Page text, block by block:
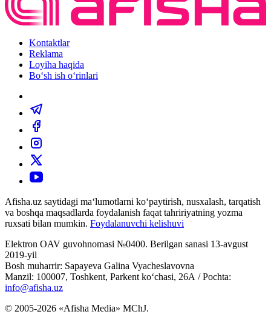
Kontaktlar
Reklama
Loyiha haqida
Bo‘sh ish o‘rinlari
Afisha.uz saytidagi ma‘lumotlarni ko‘paytirish, nusxalash, tarqatish
va boshqa maqsadlarda foydalanish faqat tahririyatning yozma
ruxsati bilan mumkin. Foydalanuvchi kelishuvi
Elektron OAV guvohnomasi №0400. Berilgan sanasi 13-avgust
2019-yil
Bosh muharrir: Sapayeva Galina Vyacheslavovna
Manzil: 100007, Toshkent, Parkent ko‘chasi, 26А / Pochta:
info@afisha.uz
© 2005-2026 «Afisha Media» MChJ.